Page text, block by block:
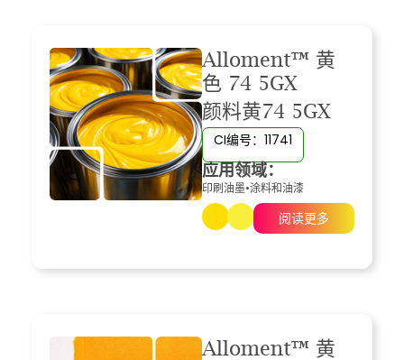
Alloment™ 黄
色 74 5GX
颜料黄74 5GX
CI编号：11741
应用领域：
印刷油墨•涂料和油漆
阅读更多
Alloment™ 黄